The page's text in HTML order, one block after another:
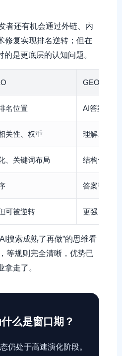
者还有机会通过外链、内
修复实现排名逆转；但在
是更底层的认知问题。
GEO / AI搜
名位置 AI答案中的
关性、权重 理解、引
、关键词布局 结构化知
答案引用
可被逆转 更强，且
搜索成熟了再做”的思维看
等规则完全清晰，优势已
走了。
么是窗口期？
仍处于高速演化阶段。